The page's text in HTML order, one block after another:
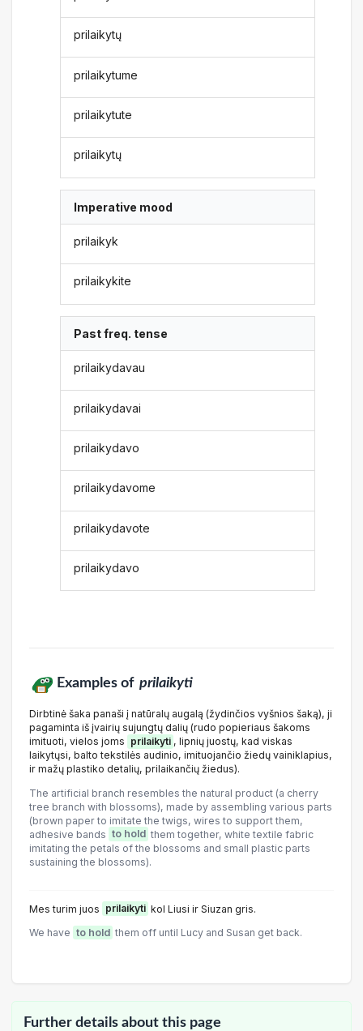
prilaikytų
prilaikytume
prilaikytute
prilaikytų
Imperative mood
prilaikyk
prilaikykite
Past freq. tense
prilaikydavau
prilaikydavai
prilaikydavo
prilaikydavome
prilaikydavote
prilaikydavo
Examples of prilaikyti
Dirbtinė šaka panaši į natūralų augalą (žydinčios vyšnios šaką), ji
pagaminta iš įvairių sujungtų dalių (rudo popieriaus šakoms
imituoti, vielos joms prilaikyti , lipnių juostų, kad viskas
laikytųsi, balto tekstilės audinio, imituojančio žiedų vainiklapius,
ir mažų plastiko detalių, prilaikančių žiedus).
The artificial branch resembles the natural product (a cherry
tree branch with blossoms), made by assembling various parts
(brown paper to imitate the twigs, wires to support them,
adhesive bands to hold them together, white textile fabric
imitating the petals of the blossoms and small plastic parts
sustaining the blossoms).
Mes turim juos prilaikyti kol Liusi ir Siuzan gris.
We have to hold them off until Lucy and Susan get back.
Further details about this page